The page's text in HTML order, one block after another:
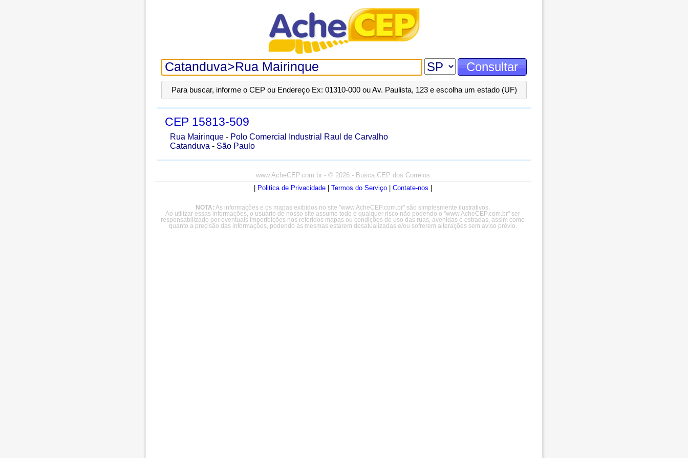
Para buscar, informe o CEP ou Endereço Ex: 01310-000 ou Av. Paulista, 123 e escolha um estado (UF)
CEP 15813-509
Rua Mairinque - Polo Comercial Industrial Raul de Carvalho
Catanduva - São Paulo
www.AcheCEP.com.br- © 2026 - Busca CEP dos Correios
Politica de Privacidade| Termos do Serviço| Contate-nos
NOTA: As informações e os mapas exibidos no site "www.AcheCEP.com.br" são simplesmente ilustrativos.
Ao utilizar essas informações, o usuário de nosso site assume todo e qualquer risco não podendo o "www.AcheCEP.com.br" ser
responsabilizado por eventuais imperfeições nos referidos mapas ou condições de uso das ruas, avenidas e estradas, assim como
quanto a precisão das informações, podendo as mesmas estarem desatualizadas e/ou sofrerem alterações sem aviso prévio.